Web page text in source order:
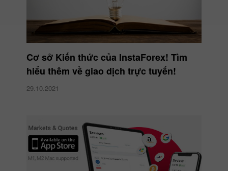
Cơ sở Kiến thức của InstaForex! Tìm
hiểu thêm về giao dịch trực tuyến!
29.10.2021